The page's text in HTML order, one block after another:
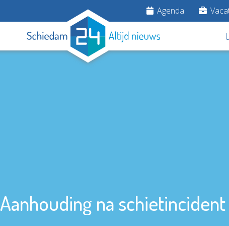
Agenda
Aanhouding na schietincident